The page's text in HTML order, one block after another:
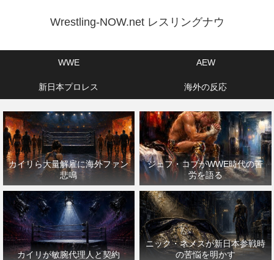
Wrestling-NOW.net レスリングナウ
WWE AEW
新日本プロレス 海外の反応
カイリら大量解雇に海外ファン
悲鳴
ジェフ・コブがWWE時代の苦
労を語る
カイリが敏腕代理人と契約
ニック・ネメスが新日本参戦時
の苦悩を明かす